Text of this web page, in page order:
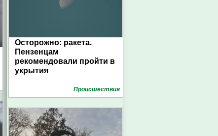
Осторожно: ракета.
Пензенцам
рекомендовали пройти в
укрытия
Проиcшествия